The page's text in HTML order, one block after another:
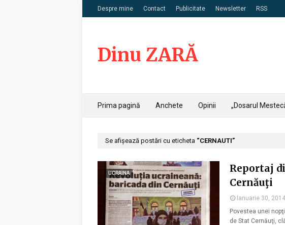
Despre mine Contact Publicitate Newsletter RSS
Dinu ZARĂ
Prima pagină Anchete Opinii „Dosarul
Se afișează postări cu eticheta CERNAUTI
UCRAINA
Reportaj
Cernăuţi
Ianuarie 30, 2014
Povestea unei
de Stat Cernăuţi,